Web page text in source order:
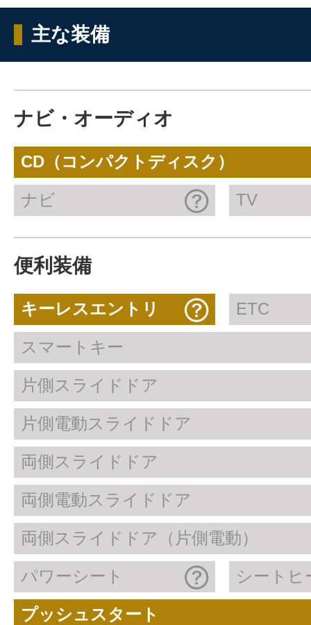
主な装備
ナビ・オーディオ
CD（コンパクトディスク）
ナビ TV
便利装備
キーレスエントリ ETC
スマートキー
片側スライドドア
片側電動スライドドア
両側スライドドア
両側電動スライドドア
両側スライドドア（片側電動）
パワーシート シートヒ
プッシュスタート